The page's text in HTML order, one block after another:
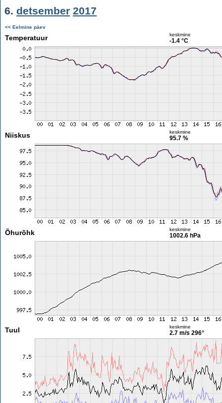
6. detsember 2017
<< Eelmine päev
Temperatuur keskmine
-1.4 °C
Niiskus keskmine
95.7 %
Õhurõhk keskmine
1002.6 hPa
Tuul keskmine
2.7 m/s 296°